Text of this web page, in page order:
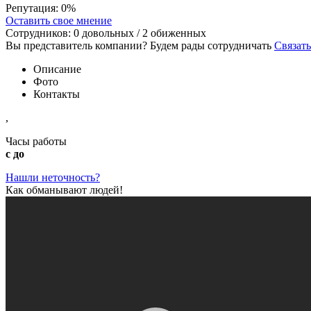
Репутация: 0%
Оставить свое мнение
Сотрудников: 0 довольных / 2 обиженных
Вы представитель компании? Будем рады сотрудничать
Описание
Фото
Контакты
,
Часы работы
с до
Нашли неточность?
Как обманывают людей!